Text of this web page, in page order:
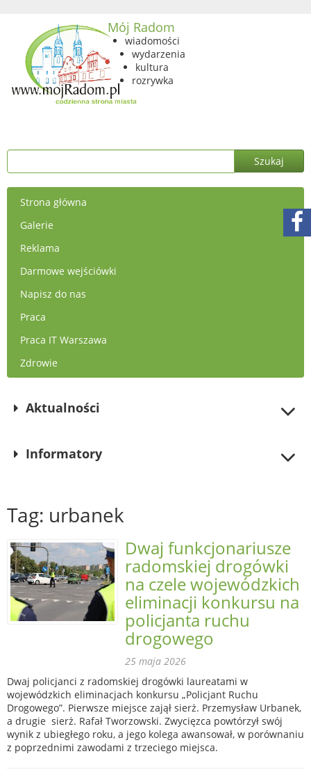
Mój Radom
wiadomości
wydarzenia
kultura
rozrywka
Strona główna
Galerie
Reklama
Darmowe wejściówki
Napisz do nas
Praca
Praca IT Warszawa
Zdrowie
Aktualności
Informatory
Tag: urbanek
Dwaj funkcjonariusze
radomskiej drogówki
na czele wojewódzkich
eliminacji konkursu na
policjanta ruchu
drogowego
25 maja 2026
Dwaj policjanci z radomskiej drogówki laureatami w
wojewódzkich eliminacjach konkursu „Policjant Ruchu
Drogowego”. Pierwsze miejsce zajął sierż. Przemysław Urbanek,
a drugie sierż. Rafał Tworzowski. Zwycięzca powtórzył swój
wynik z ubiegłego roku, a jego kolega awansował, w porównaniu
z poprzednimi zawodami z trzeciego miejsca.